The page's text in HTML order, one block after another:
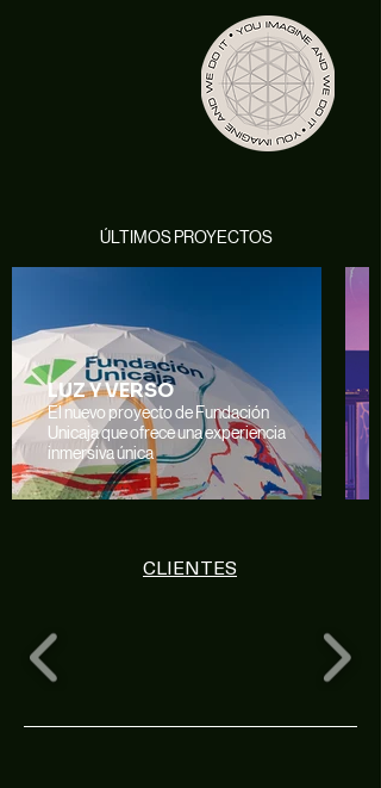
ÚLTIMOS PROYECTOS
LUZ Y VERSO
El nuevo proyecto de Fundación
Unicaja que ofrece una experiencia
inmersiva única
CLIENTES